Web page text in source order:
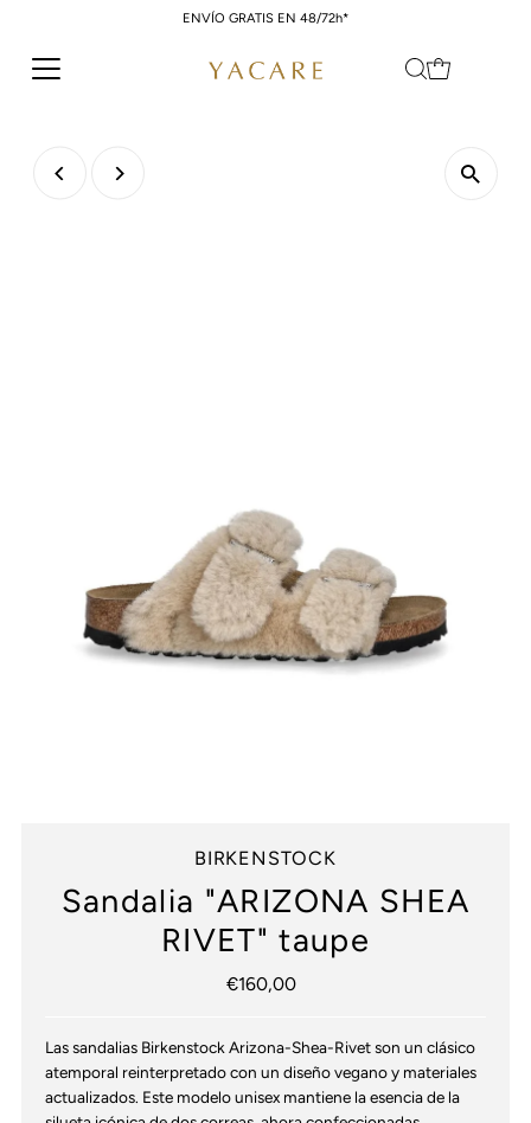
Ir directamente al contenido
ENVÍO GRATIS EN 48/72h*
BIRKENSTOCK
Sandalia "ARIZONA SHEA
RIVET" taupe
Precio
€160,00
Las sandalias Birkenstock Arizona-Shea-Rivet son un clásico
atemporal reinterpretado con un diseño vegano y materiales
actualizados. Este modelo unisex mantiene la esencia de la